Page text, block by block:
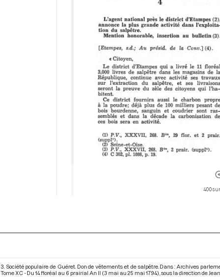
400
3. Société populaire de Guéret. Don de vêtements et de salpêtre. Dans : Archives
Tome XC - Du 14 floréal au 6 prairial An II (3 mai au 25 mai 1794) , sous la direction de